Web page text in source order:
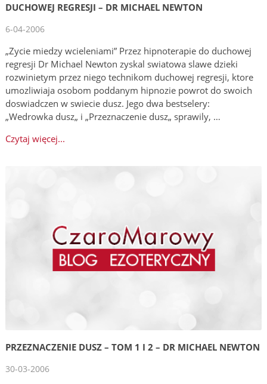
DUCHOWEJ REGRESJI – DR MICHAEL NEWTON
6-04-2006
„Zycie miedzy wcieleniami” Przez hipnoterapie do duchowej
regresji Dr Michael Newton zyskal swiatowa slawe dzieki
rozwinietym przez niego technikom duchowej regresji, ktore
umozliwiaja osobom poddanym hipnozie powrot do swoich
doswiadczen w swiecie dusz. Jego dwa bestselery:
„Wedrowka dusz„ i „Przeznaczenie dusz„ sprawily, …
Czytaj więcej...
PRZEZNACZENIE DUSZ – TOM 1 I 2 – DR MICHAEL NEWTON
30-03-2006